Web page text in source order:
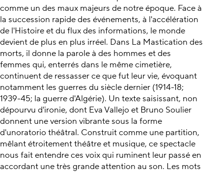
comme un des maux majeurs de notre époque. Face à
la succession rapide des événements, à l'accélération
de l'Histoire et du flux des informations, le monde
devient de plus en plus irréel. Dans La Mastication des
morts, il donne la parole à des hommes et des
femmes qui, enterrés dans le même cimetière,
continuent de ressasser ce que fut leur vie, évoquant
notamment les guerres du siècle dernier (1914-18;
1939-45; la guerre d'Algérie). Un texte saisissant, non
dépourvu d'ironie, dont Eva Vallejo et Bruno Soulier
donnent une version vibrante sous la forme
d'unoratorio théâtral. Construit comme une partition,
mêlant étroitement théâtre et musique, ce spectacle
nous fait entendre ces voix qui ruminent leur passé en
accordant une très grande attention au son. Les mots